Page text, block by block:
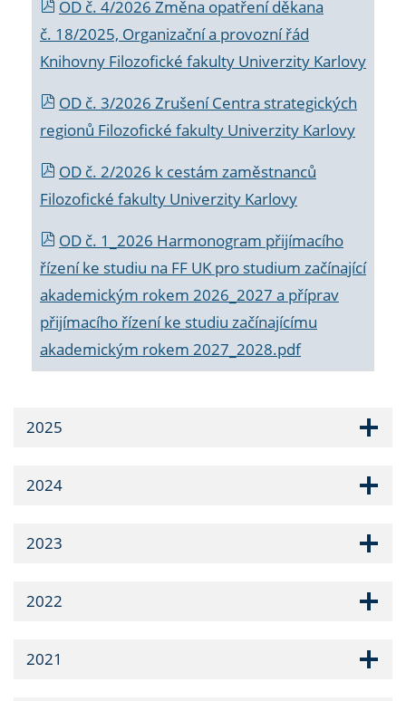
OD č. 4/2026 Změna opatření děkana
č. 18/2025, Organizační a provozní řád
Knihovny Filozofické fakulty Univerzity Karlovy
OD č. 3/2026 Zrušení Centra strategických
regionů Filozofické fakulty Univerzity Karlovy
OD č. 2/2026 k cestám zaměstnanců
Filozofické fakulty Univerzity Karlovy
OD č. 1_2026 Harmonogram přijímacího
řízení ke studiu na FF UK pro studium začínající
akademickým rokem 2026_2027 a příprav
přijímacího řízení ke studiu začínajícímu
akademickým rokem 2027_2028.pdf
2025
2024
2023
2022
2021